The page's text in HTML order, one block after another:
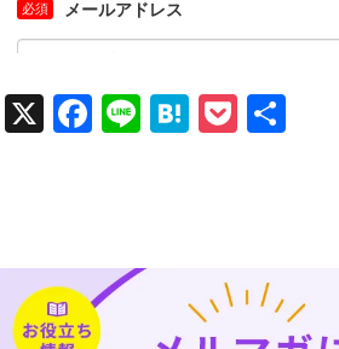
X Facebook
LineHatena
Pocket